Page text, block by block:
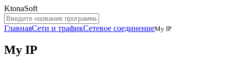
KtonaSoft
ГлавнаяСети и трафикСетевое соединениеMy IP
My IP